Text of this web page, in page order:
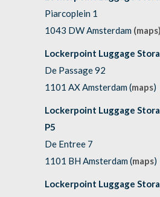
Piarcoplein 1
1043 DW Amsterdam (maps)
Lockerpoint Luggage
De Passage 92
1101 AX Amsterdam (maps)
Lockerpoint Luggage
P5
De Entree 7
1101 BH Amsterdam (maps)
Lockerpoint Luggage